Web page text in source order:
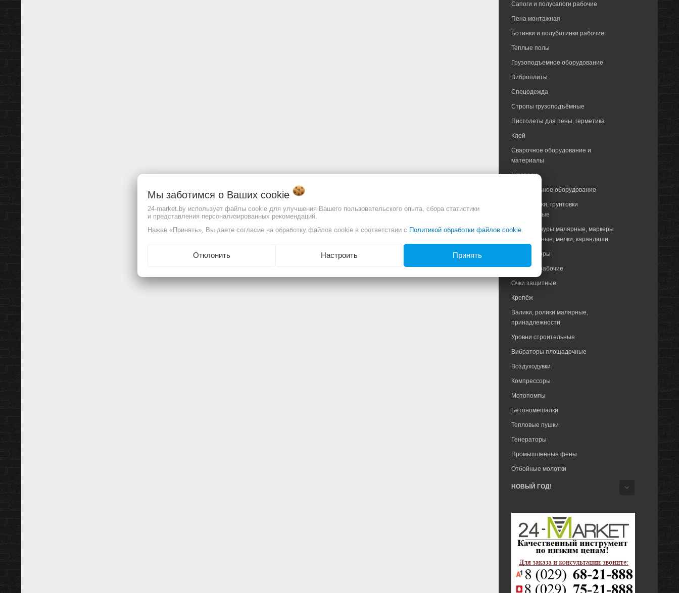
Сапоги и полусапоги рабочие
Пена монтажная
Ботинки и полуботинки рабочие
Теплые полы
Грузоподъемное оборудование
Виброплиты
Спецодежда
Стропы грузоподъёмные
Пистолеты для пены, герметика
Клей
Сварочное оборудование и
материалы
Шпатели
Строительное оборудование
Краски, лаки, грунтовки
аэрозольные
Отвесы,шнуры малярные, маркеры
строительные, мелки, карандаши
Распираторы
Костюмы рабочие
Очки защитные
Крепёж
Валики, ролики малярные,
принадлежности
Уровни строительные
Вибраторы площадочные
Воздуходувки
Компрессоры
Мотопомпы
Бетономешалки
Тепловые пушки
Генераторы
Промышленные фены
Отбойные молотки
НОВЫЙ ГОД!
Мы заботимся о Ваших cookie
24-market.by использует файлы cookie для улучшения Вашего пользовательского опыта, сбора статистики
и представления персонализированных рекомендаций.
Нажав «Принять», Вы даете согласие на обработку файлов cookie в соответствии с Политикой обработки файлов cookie
Отклонить Настроить Принять